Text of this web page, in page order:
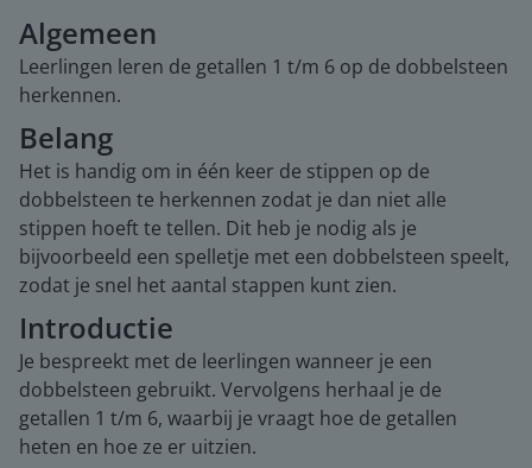
Algemeen
Leerlingen leren de getallen 1 t/m 6 op de dobbelsteen
herkennen.
Belang
Het is handig om in één keer de stippen op de
dobbelsteen te herkennen zodat je dan niet alle
stippen hoeft te tellen. Dit heb je nodig als je
bijvoorbeeld een spelletje met een dobbelsteen speelt,
zodat je snel het aantal stappen kunt zien.
Introductie
Je bespreekt met de leerlingen wanneer je een
dobbelsteen gebruikt. Vervolgens herhaal je de
getallen 1 t/m 6, waarbij je vraagt hoe de getallen
heten en hoe ze er uitzien.